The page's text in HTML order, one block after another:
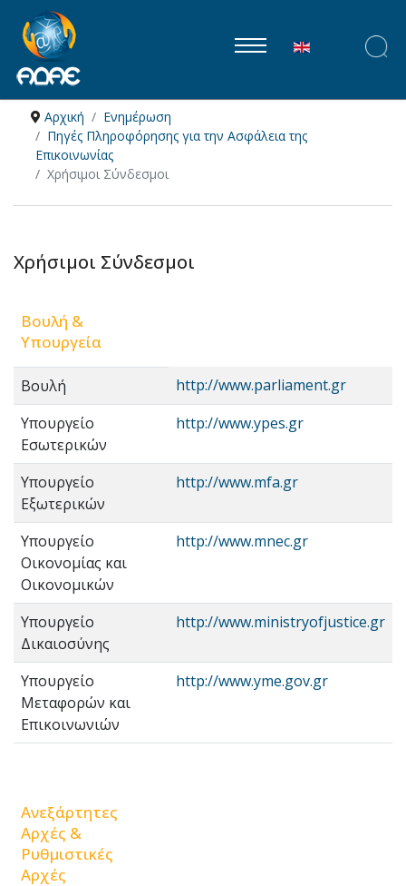
Επιλέξτε τη
Αρχική
Ενημέρωση
Πηγές Πληροφόρησης για την Ασφάλεια της
Επικοινωνίας
Χρήσιμοι Σύνδεσμοι
Χρήσιμοι Σύνδεσμοι
Βουλή &
Υπουργεία
Βουλή
http://www.parliament.gr
Υπουργείο
Εσωτερικών
http://www.ypes.gr
Υπουργείο
Εξωτερικών
http://www.mfa.gr
Υπουργείο
Οικονομίας και
Οικονομικών
http://www.mnec.gr
Υπουργείο
Δικαιοσύνης
http://www.ministryofjustice.gr
Υπουργείο
Μεταφορών και
Επικοινωνιών
http://www.yme.gov.gr
Ανεξάρτητες
Αρχές &
Ρυθμιστικές
Αρχές